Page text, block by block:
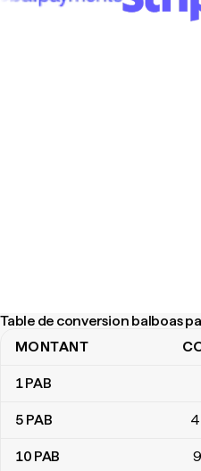
Table de conversion balboas
Table de conversion balboas
MONTANT
1PAB
5 PAB
10 PAB